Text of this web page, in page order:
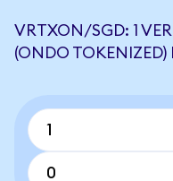
VRTXON/SGD: 1
(ONDO